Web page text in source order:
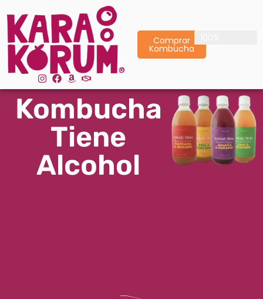
Comprar
Kombucha
Kombucha
Tiene
Alcohol